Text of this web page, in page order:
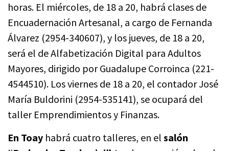
horas. El miércoles, de 18 a 20, habrá clases de
Encuadernación Artesanal, a cargo de Fernanda
Álvarez (2954-340607), y los jueves, de 18 a 20,
será el de Alfabetización Digital para Adultos
Mayores, dirigido por Guadalupe Corroinca (221-
4544510). Los viernes de 18 a 20, el contador José
María Buldorini (2954-535141), se ocupará del
taller Emprendimientos y Finanzas.
En Toay habrá cuatro talleres, en el salón